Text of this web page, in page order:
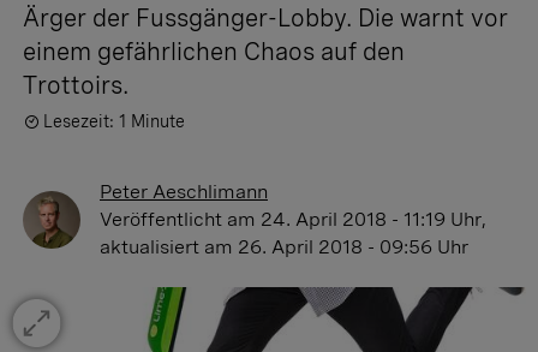
Ärger der Fussgänger-Lobby. Die warnt vor
einem gefährlichen Chaos auf den
Trottoirs.
Lesezeit: 1 Minute
Peter Aeschlimann
Veröffentlicht am 24. April 2018 - 11:19 Uhr,
aktualisiert am 26. April 2018 - 09:56 Uhr